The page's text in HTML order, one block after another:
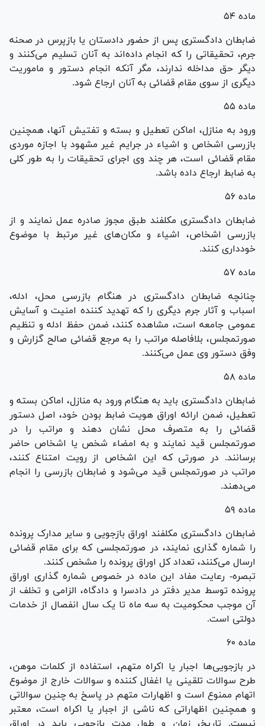
ماده ۵۴
ضابطان دادگستری پس از حضور دادستان یا بازپرس در صحنه
جرم، تحقیقاتی را که انجام داده‌اند به آنان تسلیم می‌کنند و
دیگر حق مداخله ندارند، مگر آنکه انجام دستور و ماموریت
دیگری از سوی مقام قضائی به آنان ارجاع شود.
ماده ۵۵
ورود به منازل، اماکن تعطیل و بسته و تفتیش آنها، همچنین
بازرسی اشخاص و اشیاء در جرایم غیر مشهود با اجازه موردی
مقام قضائی است، هر چند وی اجرای تحقیقات را به طور کلی
به ضابط ارجاع داده باشد.
ماده ۵۶
ضابطان دادگستری مکلفند طبق مجوز صادره عمل نمایند و از
بازرسی اشخاص، اشیاء و مکان‌های غیر مرتبط با موضوع
خودداری کنند.
ماده ۵۷
چنانچه ضابطان دادگستری در هنگام بازرسی محل، ادله،
اسباب و آثار جرم دیگری را که تهدید کننده امنیت و آسایش
عمومی جامعه است، مشاهده کنند، ضمن حفظ ادله و تنظیم
صورتمجلس، بلافاصله مراتب را به مرجع قضائی صالح گزارش و
وفق دستور وی عمل می‌کنند.
ماده ۵۸
ضابطان دادگستری باید به هنگام ورود به منازل، اماکن بسته و
تعطیل، ضمن ارائه اوراق هویت ضابط بودن خود، اصل دستور
قضائی را به متصرف محل نشان دهند و مراتب را در
صورتمجلس قید نمایند و به امضاء شخص یا اشخاص حاضر
برسانند. در صورتی که این اشخاص از رویت امتناع کنند،
مراتب در صورتمجلس قید می‌شود و ضابطان بازرسی را انجام
می‌دهند.
ماده ۵۹
ضابطان دادگستری مکلفند اوراق بازجویی و سایر مدارک پرونده
را شماره گذاری نمایند، در صورتمجلسی که برای مقام قضائی
ارسال می‌کنند، تعداد کل اوراق پرونده را مشخص کنند.
تبصره- رعایت مفاد این ماده در خصوص شماره گذاری اوراق
پرونده توسط مدیر دفتر در دادسرا و دادگاه، الزامی و تخلف از
آن موجب محکومیت به سه ماه تا یک سال انفصال از خدمات
دولتی است.
ماده ۶۰
در بازجویی‌ها اجبار یا اکراه متهم، استفاده از کلمات موهن،
طرح سوالات تلقینی یا اغفال کننده و سوالات خارج از موضوع
اتهام ممنوع است و اظهارات متهم در پاسخ به چنین سوالاتی
و همچنین اظهاراتی که ناشی از اجبار یا اکراه است، معتبر